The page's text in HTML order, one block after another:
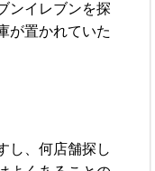
ンイレブンを探
が置かれていた
し、何店舗探し